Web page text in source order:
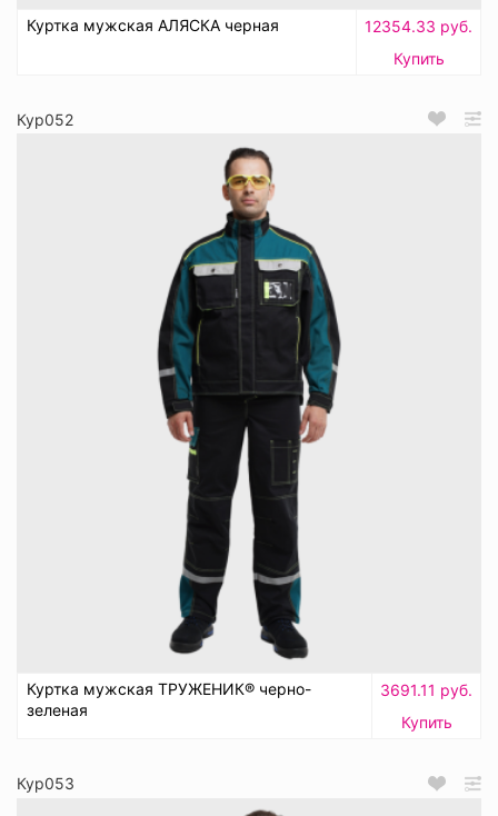
Куртка мужская АЛЯСКА черная
12354.33 руб.
Купить
Кур052
Куртка мужская ТРУЖЕНИК® черно-
зеленая
3691.11 руб.
Купить
Кур053